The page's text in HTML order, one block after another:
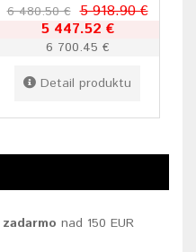
6 480.50 € 5 918.90 €
5 447.52 €
6 700.45 €
Detail produktu
zadarmo nad 150 EUR